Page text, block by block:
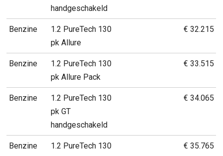
handgeschakeld
Benzine
1.2 PureTech 130
pk Allure
€ 32.215
Benzine
1.2 PureTech 130
pk Allure Pack
€ 33.515
Benzine
1.2 PureTech 130
pk GT
handgeschakeld
€ 34.065
Benzine
1.2 PureTech 130
€ 35.765